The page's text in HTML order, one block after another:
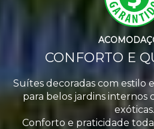
CONFORTO E
Suítes decoradas com estilo
para belos jardins internos
exóticas.
Conforto e praticidade